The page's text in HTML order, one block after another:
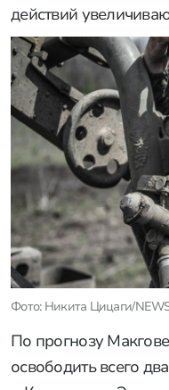
действий
Фото: Никита Цицаги/
По прогнозу
освободить всего